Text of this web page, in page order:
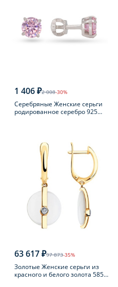
1 406 ₽2 008-30%
Серебряные Женские серьги
родированное серебро 925
63 617 ₽97 873-35%
Золотые Женские серьги из
красного и белого золота 585